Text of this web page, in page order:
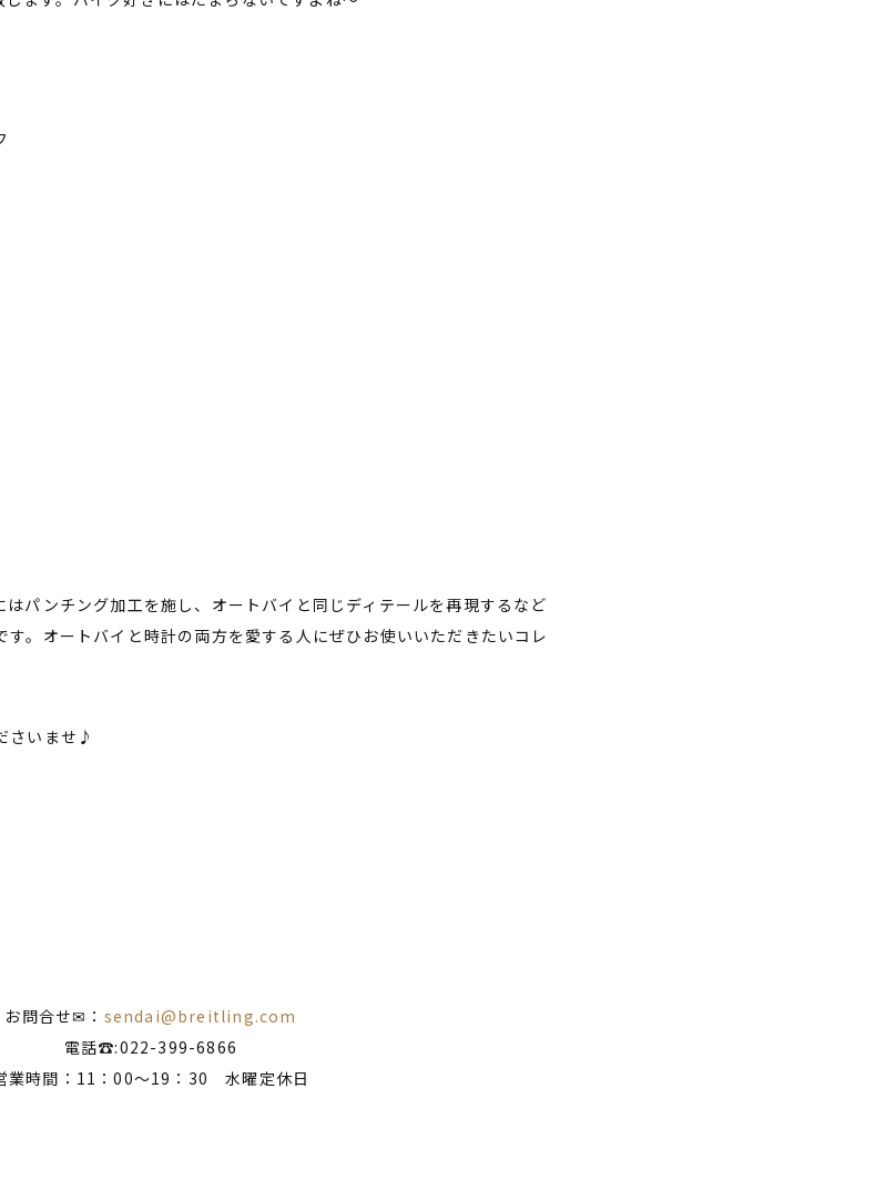
パンチング加工を施し、オートバイと同じディテールを再現するなど
。オートバイと時計の両方を愛する人にぜひお使いいただきたいコレ
さいませ♪
お問合せ✉： sendai@breitling.com
電話☎:022-399-6866
業時間：11：00～19：30 水曜定休日